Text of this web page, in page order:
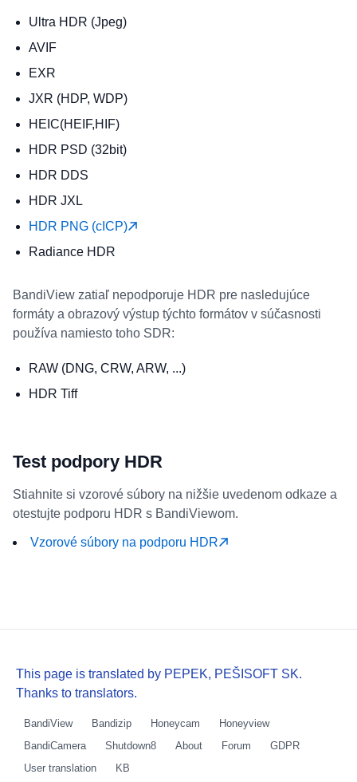
Ultra HDR (Jpeg)
AVIF
EXR
JXR (HDP, WDP)
HEIC(HEIF,HIF)
HDR PSD (32bit)
HDR DDS
HDR JXL
HDR PNG (cICP)
Radiance HDR
BandiView zatiaľ nepodporuje HDR pre nasledujúce
formáty a obrazový výstup týchto formátov v súčasnosti
používa namiesto toho SDR:
RAW (DNG, CRW, ARW, ...)
HDR Tiff
Test podpory HDR
Stiahnite si vzorové súbory na nižšie uvedenom odkaze a
otestujte podporu HDR s BandiViewom.
Vzorové súbory na podporu HDR
This page is translated by PEPEK, PEŠISOFT SK.
Thanks to translators.
BandiView Bandizip Honeycam
Honeyview
BandiCamera
Shutdown8 About Forum
GDPR
User translation
KB